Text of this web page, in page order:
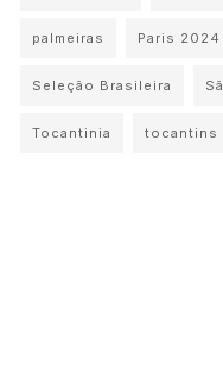
palmeiras Paris 2024
Seleção Brasileira
Tocantinia tocantins